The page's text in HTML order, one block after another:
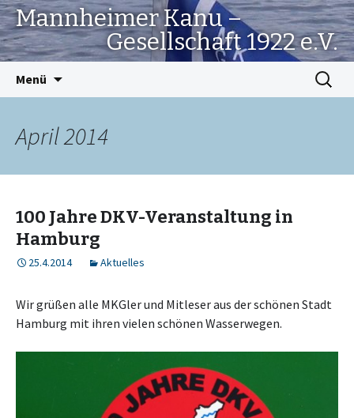
Mannheimer Kanu –
Gesellschaft 1922 e.V.
Menü
Suchen
nach:
April 2014
100 Jahre DKV-Veranstaltung in
Hamburg
25.4.2014 Aktuelles
Wir grüßen alle MKGler und Mitleser aus der schönen Stadt
Hamburg mit ihren vielen schönen Wasserwegen.